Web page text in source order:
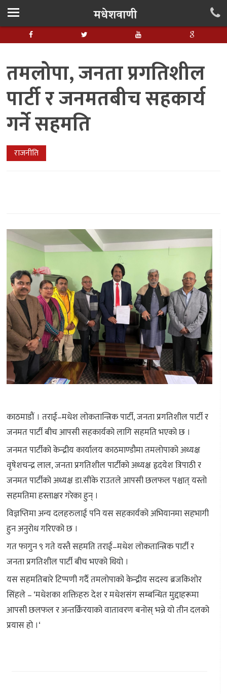
तमलोपा, जनता प्रगतिशील
पार्टी र जनमतबीच सहकार्य
गर्ने सहमति
राजनीति
काठमाडौं । तराई–मधेश लोकतान्त्रिक पार्टी, जनता प्रगतिशील पार्टी र
जनमत पार्टी बीच आपसी सहकार्यको लागि सहमति भएको छ ।
जनमत पार्टीको केन्द्रीय कार्यालय काठमाण्डौमा तमलोपाको अध्यक्ष
वृषेशचन्द्र लाल, जनता प्रगतिशील पार्टीको अध्यक्ष हृदयेश त्रिपाठी र
जनमत पार्टीको अध्यक्ष डा.सीके राउतले आपसी छलफल पश्चात् यस्तो
सहमतिमा हस्ताक्षर गरेका हुन् ।
विज्ञप्तिमा अन्य दलहरुलाई पनि यस सहकार्यको अभियानमा सहभागी
हुन अनुरोध गरिएको छ ।
गत फागुन ९ गते यस्तै सहमति तराई–मधेश लोकतान्त्रिक पार्टी र
जनता प्रगतिशील पार्टी बीच भएको थियो ।
यस सहमतिबारे टिप्पणी गर्दै तमलोपाको केन्द्रीय सदस्य ब्रजकिशोर
सिंहले – ‘मधेशका शक्तिहरु देश र मधेशसंग सम्बन्धित मुद्दाहरूमा
आपसी छलफल र अन्तर्क्रिरयाको वातावरण बनोस् भन्ने यो तीन दलको
प्रयास हो ।‘